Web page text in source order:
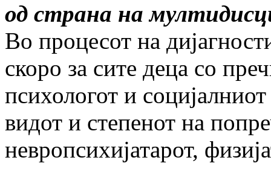
од страна на
Во процесот на
скоро за сите деца со
психологот и
видот и степенот на
невропсихијатарот,